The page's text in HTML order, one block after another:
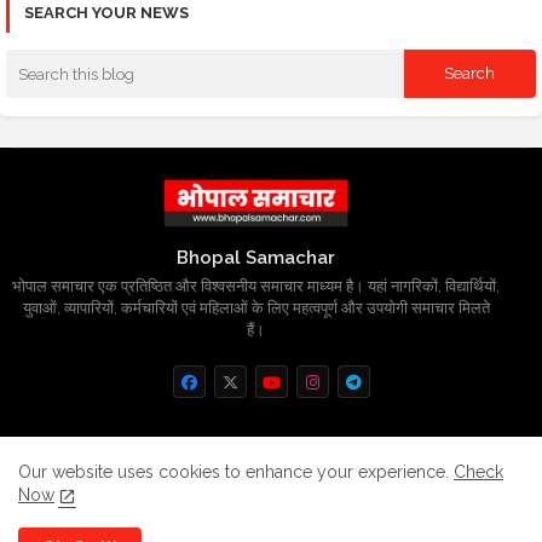
SEARCH YOUR NEWS
Bhopal Samachar
भोपाल समाचार एक प्रतिष्ठित और विश्वसनीय समाचार माध्यम है। यहां नागरिकों, विद्यार्थियों,
युवाओं, व्यापारियों, कर्मचारियों एवं महिलाओं के लिए महत्वपूर्ण और उपयोगी समाचार मिलते
हैं।
Home About Contact us
Privacy Policy
Our website uses cookies to enhance your experience. Check
Now